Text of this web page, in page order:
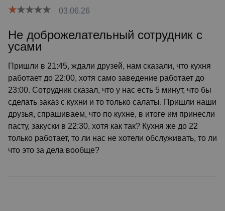
03.06.26
Не доброжелательный сотрудник с
усами
Пришли в 21:45, ждали друзей, нам сказали, что кухня
работает до 22:00, хотя само заведение работает до
23:00. Сотрудник сказал, что у нас есть 5 минут, что бы
сделать заказ с кухни и то только салаты. Пришли наши
друзья, спрашиваем, что по кухне, в итоге им принесли
пасту, закуски в 22:30, хотя как так? Кухня же до 22
только работает, то ли нас не хотели обслуживать, то ли
что это за дела вообще?